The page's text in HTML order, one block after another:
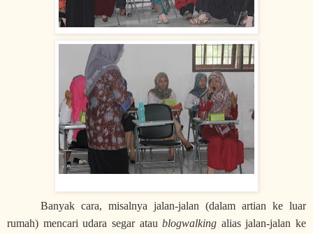
Banyak cara, misalnya jalan-jalan (dalam artian ke luar
rumah) mencari udara segar ataublogwalking alias jalan-jalan ke